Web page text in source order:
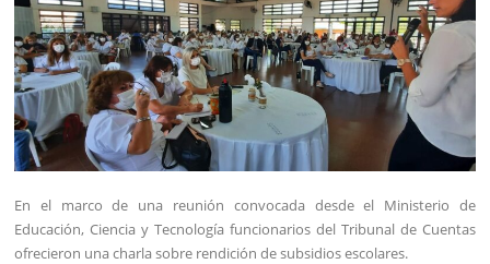
En el marco de una reunión convocada desde el Ministerio de
Educación, Ciencia y Tecnología funcionarios del Tribunal de Cuentas
ofrecieron una charla sobre rendición de subsidios escolares.